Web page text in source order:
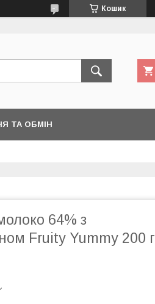
Кошик
ТА ОБМІН
64% з
Fruity Yummy 200 г